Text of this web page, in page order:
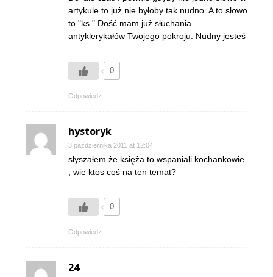
artykule to już nie byłoby tak nudno. A to słowo
to "ks." Dość mam już słuchania
antyklerykałów Twojego pokroju. Nudny jesteś
0
Odpowiedz
hystoryk
3 października 2011 at 12:04
słyszałem że księża to wspaniali kochankowie
, wie ktos coś na ten temat?
0
Odpowiedz
24